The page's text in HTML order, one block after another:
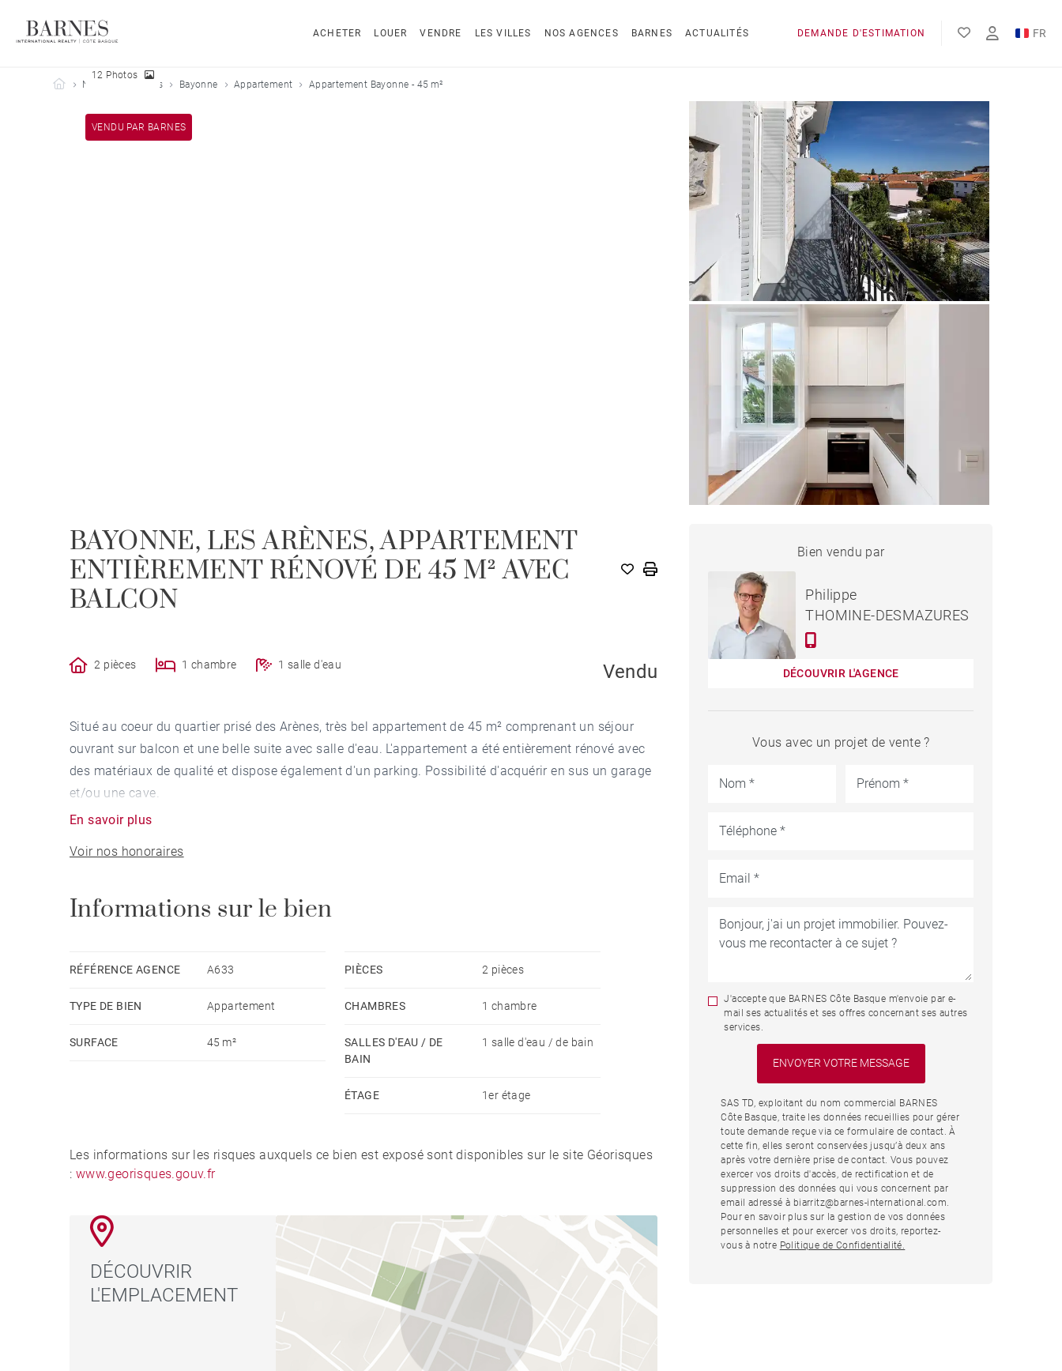
ACHETER LOUER VENDRE LES VILLES NOS AGENCES BARNES ACTUALITÉS DEMANDE D'ESTIMATION FR
EN
Barnes Côte Basque
Nos biens vendus Bayonne Appartement Appartement Bayonne - 45 m²
VENDU PAR BARNES
12 Photos
BAYONNE, LES ARÈNES, APPARTEMENT
ENTIÈREMENT RÉNOVÉ DE 45 M² AVEC
BALCON
2 pièces 1 chambre 1 salle d'eau Vendu
Situé au coeur du quartier prisé des Arènes, très bel appartement de 45 m² comprenant un séjour
ouvrant sur balcon et une belle suite avec salle d'eau. L'appartement a été entièrement rénové avec
des matériaux de qualité et dispose également d'un parking. Possibilité d'acquérir en sus un garage
et/ou une cave.
En savoir plus
Voir nos honoraires
Informations sur le bien
RÉFÉRENCE AGENCE A633
TYPE DE BIEN Appartement
SURFACE 45 m²
PIÈCES 2 pièces
CHAMBRES 1 chambre
SALLES D'EAU / DE
BAIN
1 salle d'eau / de bain
ÉTAGE 1er étage
Les informations sur les risques auxquels ce bien est exposé sont disponibles sur le site Géorisques
: www.georisques.gouv.fr
DÉCOUVRIR
L'EMPLACEMENT
APPARTEMENT BAYONNE -
45 M²
Bien vendu par
Philippe
THOMINE-DESMAZURES
DÉCOUVRIR L'AGENCE
Vous avec un projet de vente ?
J'accepte que BARNES Côte Basque m'envoie par e-
mail ses actualités et ses offres concernant ses autres
services.
SAS TD, exploitant du nom commercial BARNES
Côte Basque, traite les données recueillies pour gérer
toute demande reçue via ce formulaire de contact. À
cette fin, elles seront conservées jusqu’à deux ans
après votre dernière prise de contact. Vous pouvez
exercer vos droits d'accès, de rectification et de
suppression des données qui vous concernent par
email adressé à biarritz@barnes-international.com.
Pour en savoir plus sur la gestion de vos données
personnelles et pour exercer vos droits, reportez-
vous à notre Politique de Confidentialité.